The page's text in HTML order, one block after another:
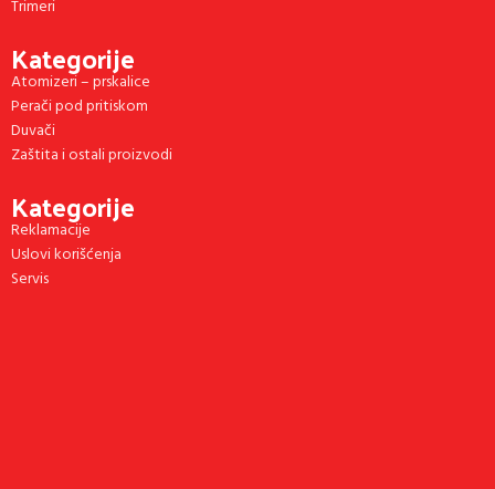
Trimeri
Kategorije
Atomizeri – prskalice
Perači pod pritiskom
Duvači
Zaštita i ostali proizvodi
Kategorije
Reklamacije
Uslovi korišćenja
Servis